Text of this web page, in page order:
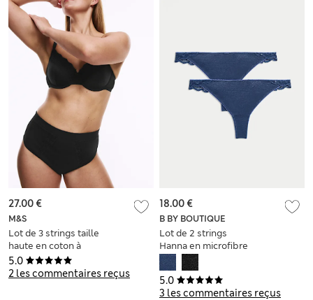
5.0
2 les commentaires reçus
M&S
Lot de 3 strings taille
haute en coton à
dentelle à motif
Stoma
27.00 €
5.0
3 les commentaires reçus
B BY BOUTIQUE
Lot de 2 strings
Hanna en microfibre
effet brillant
18.00 €